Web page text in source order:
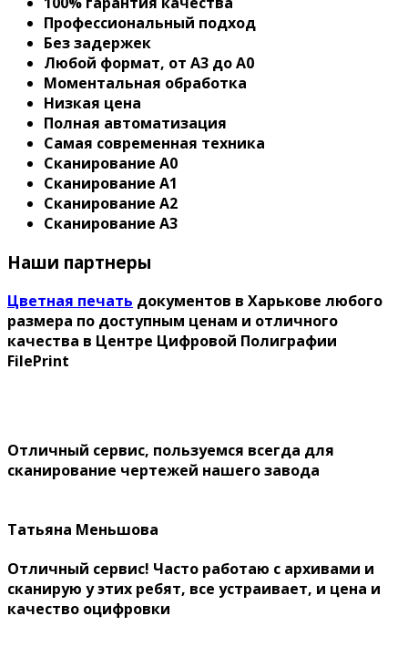
Профессиональный подход
Без задержек
Любой формат, от A3 до A0
Моментальная обработка
Низкая цена
Полная автоматизация
Самая современная техника
Сканирование А0
Сканирование А1
Сканирование А2
Сканирование А3
Наши партнеры
Цветная печать документов в Харькове любого
размера по доступным ценам и отличного
качества в Центре Цифровой Полиграфии
FilePrint
Отличный сервис, пользуемся всегда для
сканирование чертежей нашего завода
Татьяна Меньшова
Отличный сервис! Часто работаю с архивами и
сканирую у этих ребят, все устраивает, и цена и
качество оцифровки